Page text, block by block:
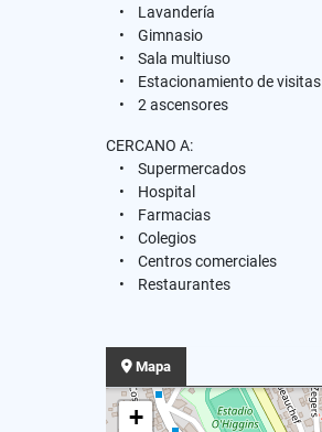
• Lavandería
• Gimnasio
• Sala multiuso
• Estacionamiento de visitas
• 2 ascensores
CERCANO A:
• Supermercados
• Hospital
• Farmacias
• Colegios
• Centros comerciales
• Restaurantes
Mapa
+